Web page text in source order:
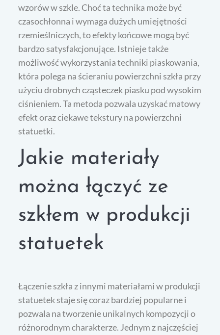
wzorów w szkle. Choć ta technika może być
czasochłonna i wymaga dużych umiejętności
rzemieślniczych, to efekty końcowe mogą być
bardzo satysfakcjonujące. Istnieje także
możliwość wykorzystania techniki piaskowania,
która polega na ścieraniu powierzchni szkła przy
użyciu drobnych cząsteczek piasku pod wysokim
ciśnieniem. Ta metoda pozwala uzyskać matowy
efekt oraz ciekawe tekstury na powierzchni
statuetki.
Jakie materiały
można łączyć ze
szkłem w produkcji
statuetek
Łączenie szkła z innymi materiałami w produkcji
statuetek staje się coraz bardziej popularne i
pozwala na tworzenie unikalnych kompozycji o
różnorodnym charakterze. Jednym z najczęściej